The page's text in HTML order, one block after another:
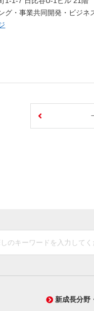
・事業共同開発・ビジネ
新成長分野